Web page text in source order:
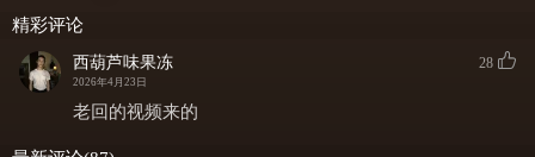
精彩评论
西葫芦味果冻
2026年4月23日
28
老回的视频来的